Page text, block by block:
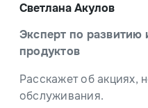
Светлана Акулов
Эксперт по
продуктов
Расскажет об акциях,
обслуживания.